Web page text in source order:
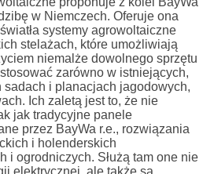
w Niemczech. Oferuje ona
systemy agrowoltaiczne
stelażach, które umożliwiają
niemalże dowolnego sprzętu
zarówno w istniejących,
sadach i planacjach jagodowych,
Ich zaletą jest to, że nie
jak tradycyjne panele
przez BayWa r.e., rozwiązania
i holenderskich
i ogrodniczych. Służą tam one nie
elektrycznej, ale także są